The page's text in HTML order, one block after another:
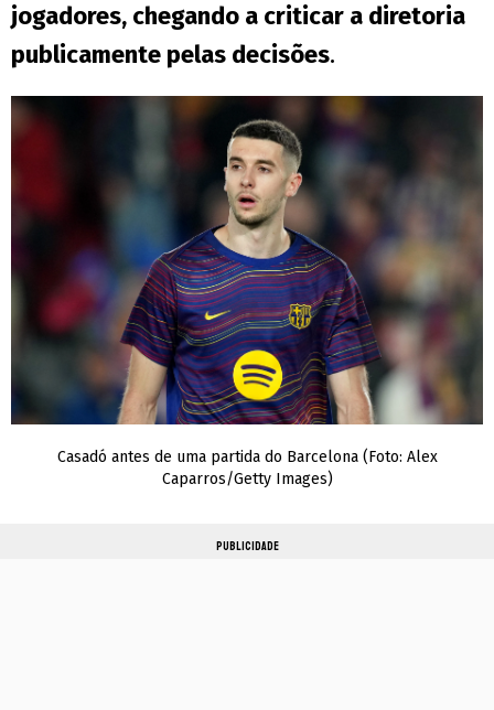
jogadores, chegando a criticar a diretoria
publicamente pelas decisões.
Casadó antes de uma partida do Barcelona (Foto: Alex
Caparros/Getty Images)
PUBLICIDADE